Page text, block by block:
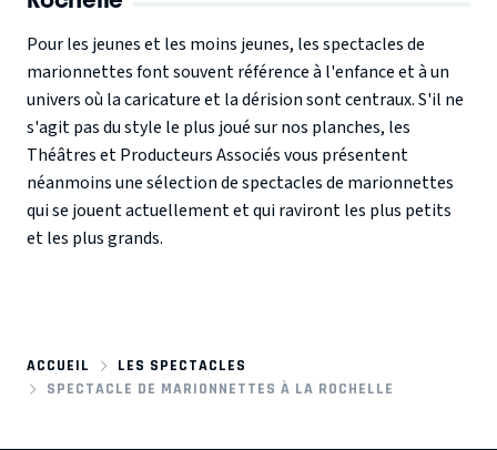
Pour les jeunes et les moins jeunes, les spectacles de
marionnettes font souvent référence à l'enfance et à un
univers où la caricature et la dérision sont centraux. S'il ne
s'agit pas du style le plus joué sur nos planches, les
Théâtres et Producteurs Associés vous présentent
néanmoins une sélection de spectacles de marionnettes
qui se jouent actuellement et qui raviront les plus petits
et les plus grands.
ACCUEIL
LES SPECTACLES
SPECTACLE DE MARIONNETTES À LA ROCHELLE